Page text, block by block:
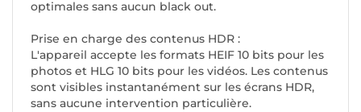
optimales sans aucun black out.
Prise en charge des contenus HDR :
L'appareil accepte les formats HEIF 10 bits pour les
photos et HLG 10 bits pour les vidéos. Les contenus
sont visibles instantanément sur les écrans HDR,
sans aucune intervention particulière.